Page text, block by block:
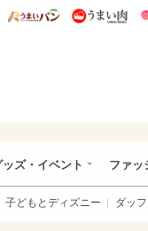
ー特集
うまいめし うまいパン
ッズ・イベント ファッ
子どもとディズニー ダッ